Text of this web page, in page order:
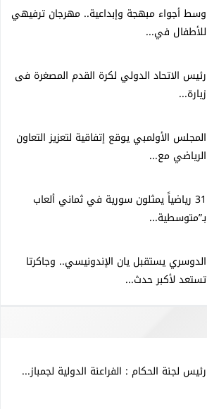
وسط أجواء مبهجة وإبداعية.. مهرجان ترفيهي
للأطفال في...
رئيس الاتحاد الدولي لكرة القدم المصغرة فى
زيارة...
المجلس الأولمبي يوقع إتفاقية لتعزيز التعاون
الرياضي مع...
31 رياضياً يمثلون سورية في ثماني ألعاب
بـ”متوسطية...
الدوسري يستقبل يان الإندونيسي.. وجاكرتا
تستعد لأكبر حدث...
رئيس لجنة الحكام : الفراعنة الدولية لجمباز...